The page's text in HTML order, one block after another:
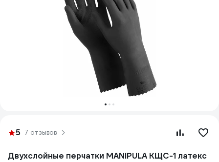
5 7 отзывов
Двухслойные перчатки MANIPULA КЩС-1 латекс